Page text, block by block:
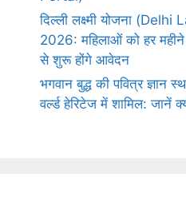
दिल्ली लक्ष्मी योजना
2026: महिलाओं को हर
से शुरू होंगे आवेदन
भगवान बुद्ध की पवित्र ज्ञान
वर्ल्ड हेरिटेज में शामिल: जानें